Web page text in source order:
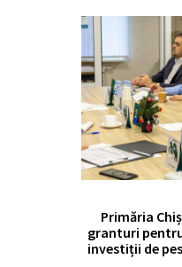
Primăria
granturi
investiții de